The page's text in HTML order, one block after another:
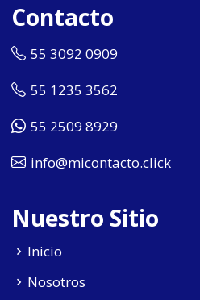
Contacto
55 3092 0909
55 1235 3562
55 2509 8929
info@micontacto.click
Nuestro Sitio
Inicio
Nosotros